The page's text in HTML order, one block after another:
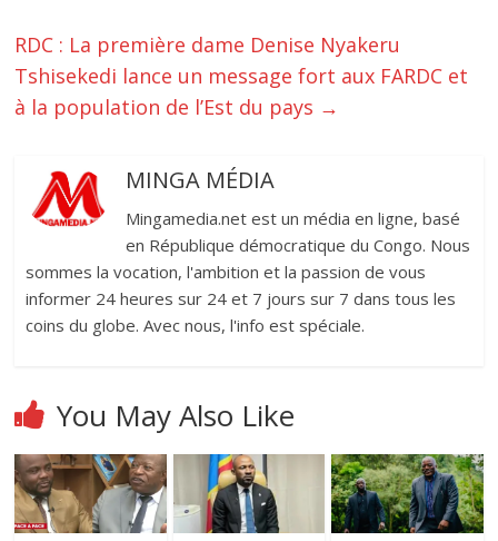
RDC : La première dame Denise Nyakeru
Tshisekedi lance un message fort aux FARDC et
à la population de l’Est du pays →
MINGA MÉDIA
Mingamedia.net est un média en ligne, basé
en République démocratique du Congo. Nous
sommes la vocation, l'ambition et la passion de vous
informer 24 heures sur 24 et 7 jours sur 7 dans tous les
coins du globe. Avec nous, l'info est spéciale.
You May Also Like